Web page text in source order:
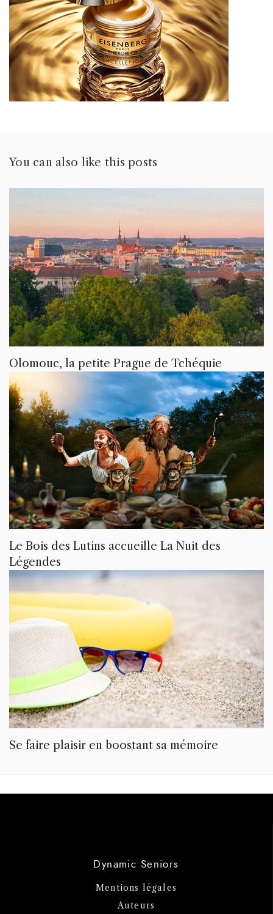
You can also like this posts
Olomouc, la petite Prague de Tchéquie
Le Bois des Lutins accueille La Nuit des
Légendes
Se faire plaisir en boostant sa mémoire
Dynamic Seniors
Mentions légales
Auteurs